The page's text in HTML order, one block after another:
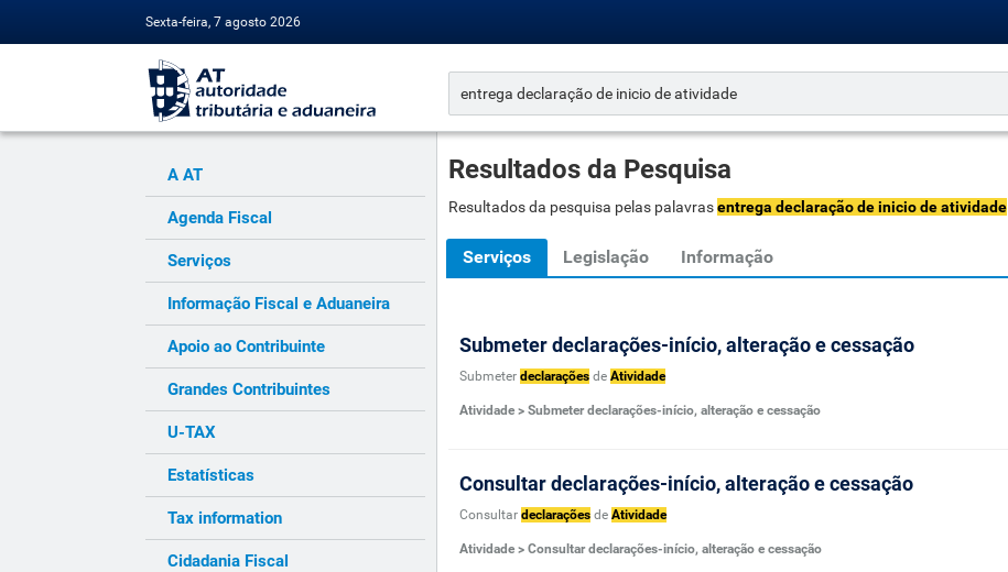
Sexta-feira, 7 agosto 2026
A AT
Agenda Fiscal
Serviços
Informação Fiscal e Aduaneira
Apoio ao Contribuinte
Grandes Contribuintes
U-TAX
Estatísticas
Tax information
Cidadania Fiscal
Resultados da Pesquisa
Resultados da pesquisa pelas palavrasentrega declaração de inicio de atividade
Serviços Legislação Informação
Submeter declarações-início, alteração e cessação
Submeter declarações de Atividade
Atividade > Submeter declarações-início, alteração e cessação
Consultar declarações-início, alteração e cessação
Consultar declarações de Atividade
Atividade > Consultar declarações-início, alteração e cessação